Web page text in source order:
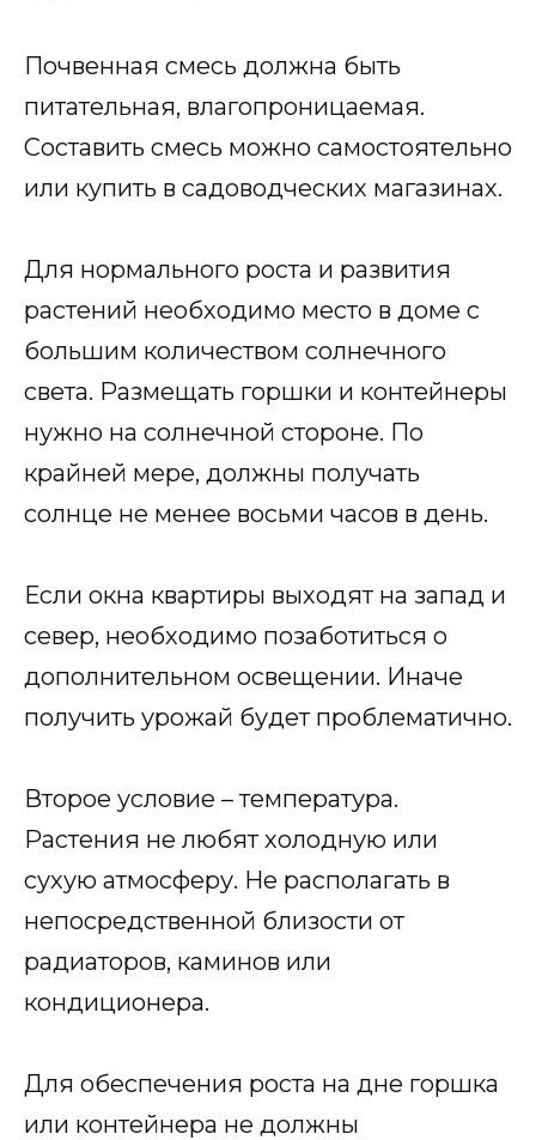
Почвенная смесь должна быть
питательная, влагопроницаемая.
Составить смесь можно самостоятельно
или купить в садоводческих магазинах.
Для нормального роста и развития
растений необходимо место в доме с
большим количеством солнечного
света. Размещать горшки и контейнеры
нужно на солнечной стороне. По
крайней мере, должны получать
солнце не менее восьми часов в день.
Если окна квартиры выходят на запад и
север, необходимо позаботиться о
дополнительном освещении. Иначе
получить урожай будет проблематично.
Второе условие – температура.
Растения не любят холодную или
сухую атмосферу. Не располагать в
непосредственной близости от
радиаторов, каминов или
кондиционера.
Для обеспечения роста на дне горшка
или контейнера не должны